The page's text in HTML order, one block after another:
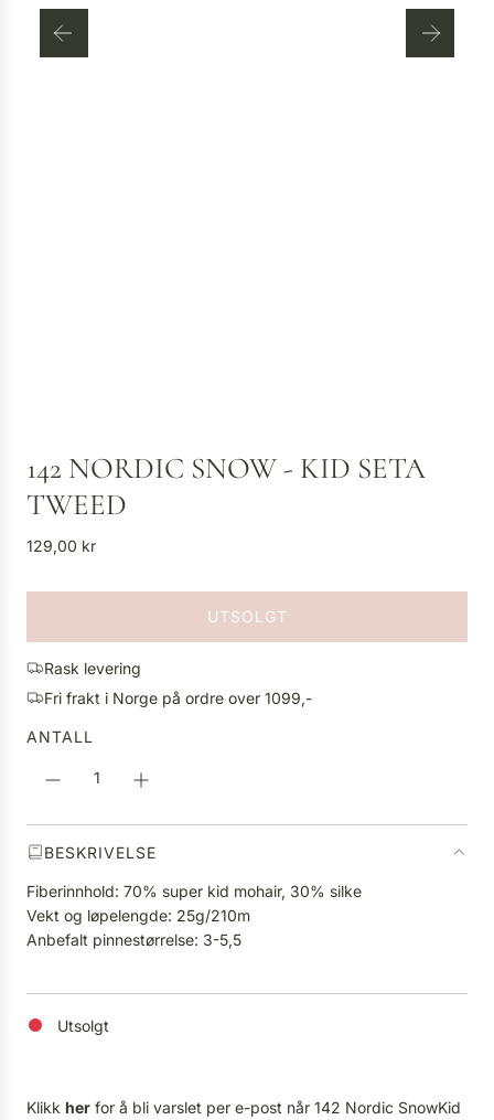
142 NORDIC SNOW - KID SETA
TWEED
V
n
i
g
p
i
129,00 kr
UTSOLGT
L
T
.
Rask levering
Fri frakt i Norge på ordre over 1099,-
ANTALL
BESKRIVELSE
Fiberinnhold: 70% super kid mohair, 30% silke
Vekt og løpelengde: 25g/210m
Anbefalt pinnestørrelse: 3-5,5
Utsolgt
Klikk her for å bli varslet per e-post når 142 Nordic SnowKid